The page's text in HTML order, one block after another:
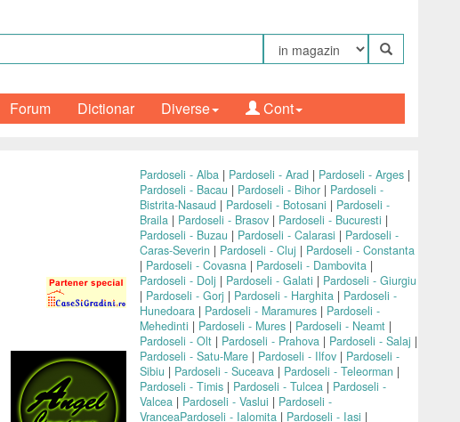
Forum Dictionar Cont
Diverse
Pardoseli - Alba | Pardoseli - Arad | Pardoseli - Arges |
Pardoseli - Bacau | Pardoseli - Bihor | Pardoseli -
Bistrita-Nasaud | Pardoseli - Botosani | Pardoseli -
Braila | Pardoseli - Brasov | Pardoseli - Bucuresti |
Pardoseli - Buzau | Pardoseli - Calarasi | Pardoseli -
Caras-Severin | Pardoseli - Cluj | Pardoseli - Constanta
| Pardoseli - Covasna | Pardoseli - Dambovita |
Pardoseli - Dolj | Pardoseli - Galati | Pardoseli - Giurgiu
| Pardoseli - Gorj | Pardoseli - Harghita | Pardoseli -
Hunedoara | Pardoseli - Maramures | Pardoseli -
Mehedinti | Pardoseli - Mures | Pardoseli - Neamt |
Pardoseli - Olt | Pardoseli - Prahova | Pardoseli - Salaj |
Pardoseli - Satu-Mare | Pardoseli - Ilfov | Pardoseli -
Sibiu | Pardoseli - Suceava | Pardoseli - Teleorman |
Pardoseli - Timis | Pardoseli - Tulcea | Pardoseli -
Valcea | Pardoseli - Vaslui | Pardoseli -
VranceaPardoseli - Ialomita | Pardoseli - Iasi |